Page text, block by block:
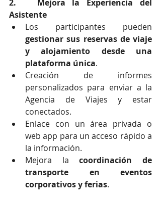
2.   Mejora la Experiencia del
Asistente
gestionar sus reservas de viaje
y alojamiento desde una
plataforma única.
Creación de informes
personalizados para enviar a la
Agencia de Viajes y estar
conectados.
Enlace con un área privada o
web app para un acceso rápido a
la información.
Mejora la coordinación de
transporte en eventos
corporativos y ferias.